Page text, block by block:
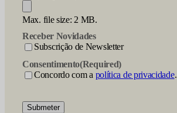
Max. file size: 2 MB.
Receber Novidades
Subscrição de Newsletter
Consentimento(Required)
Concordo com a política de privacidade.
Submeter